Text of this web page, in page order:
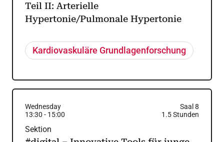
Teil II: Arterielle
Hypertonie/Pulmonale Hypertonie
Kardiovaskuläre Grundlagenforschung
Wednesday
Saal 8
13:30 - 15:00 1.5Stunden
Sektion